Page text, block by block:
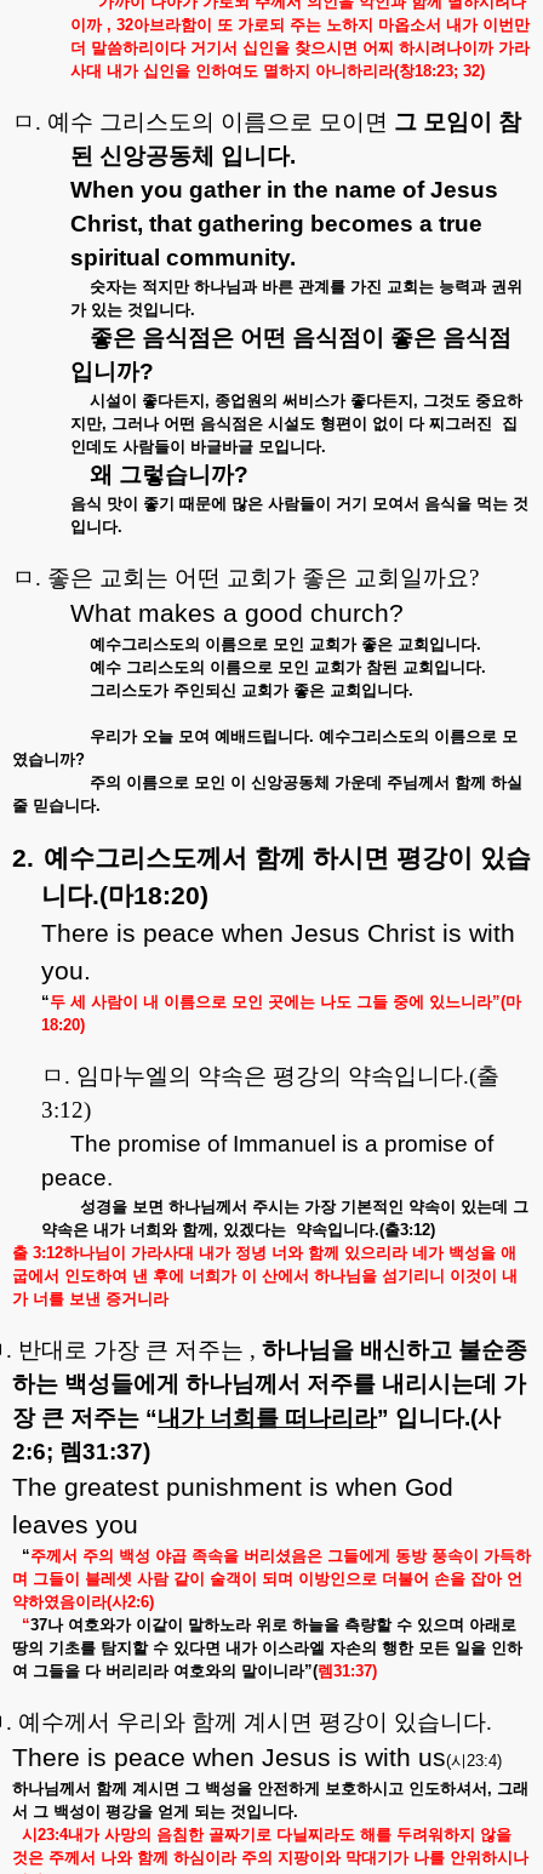
이까, 32아브라함이 또 가로되 주는 노하지 마옵소서 내가 이번만
더 말씀하리이다 거기서 십인을 찾으시면 어찌 하시려나이까 가라
사대 내가 십인을 인하여도 멸하지 아니하리라(창18:23; 32)
ㅁ . 예수 그리스도의 이름으로 모이면 그 모임이
참
된 신앙공동체 입니다.
When you gather in the name of Jesus
Christ, that gathering becomes a true
spiritual community.
숫자는 적지만 하나님과 바른 관계를 가진 교회는 능력과 권위
가 있는 것입니다.
좋은 음식점은 어떤 음식점이 좋은 음식점
입니까?
시설이 좋다든지 , 종업원의 써비스가 좋다든지 , 그것도 중요하
지만, 그러나 어떤 음식점은 시설도 형편이 없이 다 찌그러진
집
인데도 사람들이 바글바글 모입니다.
왜 그렇습니까?
음식 맛이 좋기 때문에 많은 사람들이 거기 모여서 음식을 먹는 것
입니다.
ㅁ . 좋은 교회는 어떤 교회가 좋은 교회일까요?
What makes a good church?
예수그리스도의 이름으로 모인 교회가 좋은 교회입니다.
예수 그리스도의 이름으로 모인 교회가 참된 교회입니다.
그리스도가 주인되신 교회가 좋은 교회입니다.
우리가 오늘 모여 예배드립니다. 예수그리스도의 이름으로 모
였습니까?
주의 이름으로 모인 이 신앙공동체 가운데 주님께서 함께 하실
줄 믿습니다.
2. 예수그리스도께서 함께 하시면 평강이
있습
니다.(마18:20)
There is peace when Jesus Christ is with
you.
“두 세 사람이 내 이름으로 모인 곳에는 나도 그들 중에 있느니라”(마
18:20)
ㅁ . 임마누엘의 약속은 평강의 약속입니다.(출
3:12)
The promise of Immanuel is a promise of
peace.
성경을 보면 하나님께서 주시는 가장 기본적인 약속이 있는데
그
약속은 내가 너희와 함께 , 있겠다는 약속입니다.(출3:12)
출 3:12하나님이 가라사대 내가 정녕 너와 함께 있으리라 네가 백성을 애
굽에서 인도하여 낸 후에 너희가 이 산에서 하나님을 섬기리니 이것이 내
가 너를 보낸 증거니라
. 반대로 가장 큰 저주는 , 하나님을 배신하고 불순종
하는 백성들에게 하나님께서 저주를 내리시는데
가
장 큰 저주는 “내가 너희를 떠나리라” 입니다.(사
2:6; 렘31:37)
The greatest punishment is when God
leaves you
“주께서 주의 백성 야곱 족속을 버리셨음은 그들에게 동방 풍속이 가득하
며 그들이 블레셋 사람 같이 술객이 되며 이방인으로 더불어 손을 잡아 언
약하였음이라(사2:6)
“37나 여호와가 이같이 말하노라 위로 하늘을 측량할 수 있으며 아래로
땅의 기초를 탐지할 수 있다면 내가 이스라엘 자손의 행한 모든 일을 인하
여 그들을 다 버리리라 여호와의 말이니라”(렘31:37)
. 예수께서 우리와 함께 계시면 평강이 있습니다.
There is peace when Jesus is with us(시23:4)
하나님께서 함께 계시면 그 백성을 안전하게 보호하시고 인도하셔서 , 그래
서 그 백성이 평강을 얻게 되는 것입니다.
시 23:4내가 사망의 음침한 골짜기로 다닐찌라도 해를 두려워하지 않을
것은 주께서 나와 함께 하심이라 주의 지팡이와 막대기가 나를 안위하시나